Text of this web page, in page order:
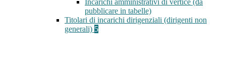
Incarichi amministrativi di vertice (da
pubblicare in tabelle)
Titolari di incarichi dirigenziali (dirigenti non
generali) 5